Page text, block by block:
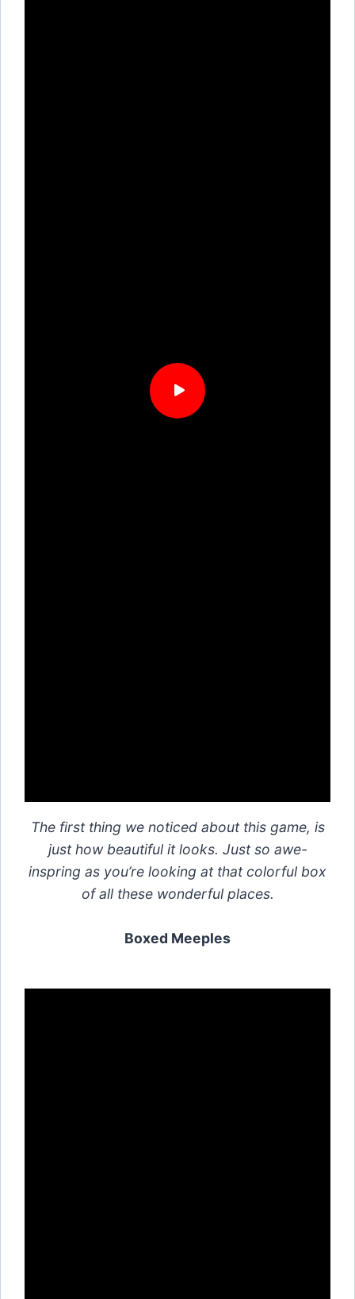
The first thing we noticed about this game, is
just how beautiful it looks. Just so awe-
inspring as you’re looking at that colorful box
of all these wonderful places.
Boxed Meeples